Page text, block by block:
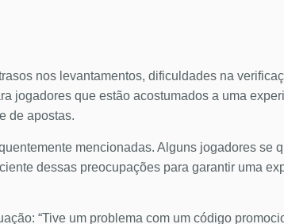
nos levantamentos, dificuldades na
jogadores que estão acostumados a uma
de apostas.
mencionadas. Alguns jogadores se
dessas preocupações para garantir uma
“Tive um problema com um código